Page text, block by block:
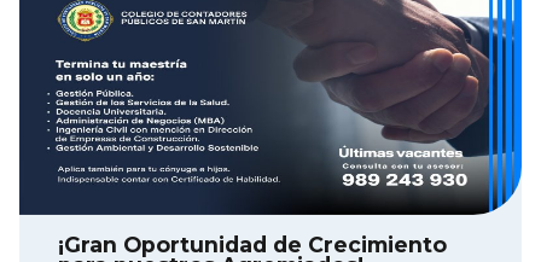
¡Gran Oportunidad de Crecimiento